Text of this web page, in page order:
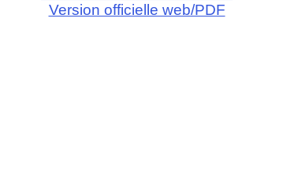
Version officielle web/PDF